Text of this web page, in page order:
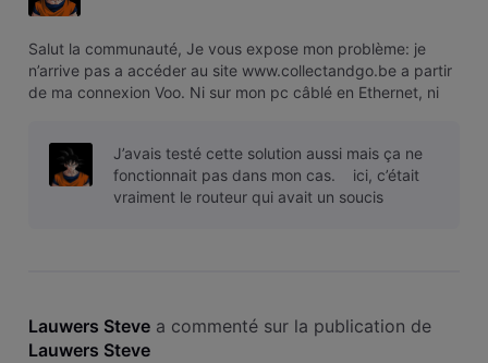
Salut la communauté, Je vous expose mon problème: je
n’arrive pas a accéder au site www.collectandgo.be a partir
de ma connexion Voo. Ni sur mon pc câblé en Ethernet, ni
explication? Merci d’ava
J’avais testé cette solution aussi mais ça ne
fonctionnait pas dans mon cas. ici, c’était
vraiment le routeur qui avait un soucis
Lauwers Steve a commenté sur la publication de
Lauwers Steve